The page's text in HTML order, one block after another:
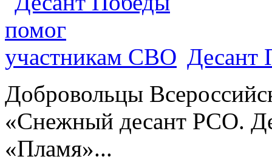
Десант
Добровольцы
«Снежный десант РСО.
«Пламя»...